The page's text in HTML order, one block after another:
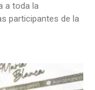
a toda la
participantes de la